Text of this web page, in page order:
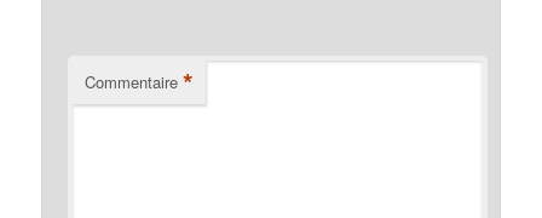
Commentaire *